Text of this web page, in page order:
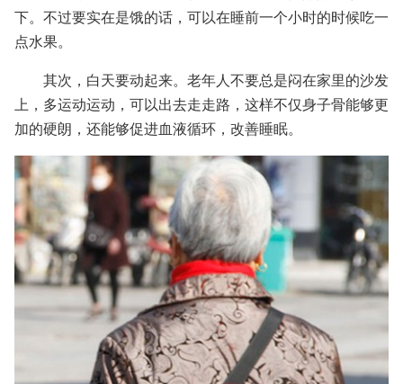
下。不过要实在是饿的话，可以在睡前一个小时的时候吃一
点水果。
其次，白天要动起来。老年人不要总是闷在家里的沙发
上，多运动运动，可以出去走走路，这样不仅身子骨能够更
加的硬朗，还能够促进血液循环，改善睡眠。